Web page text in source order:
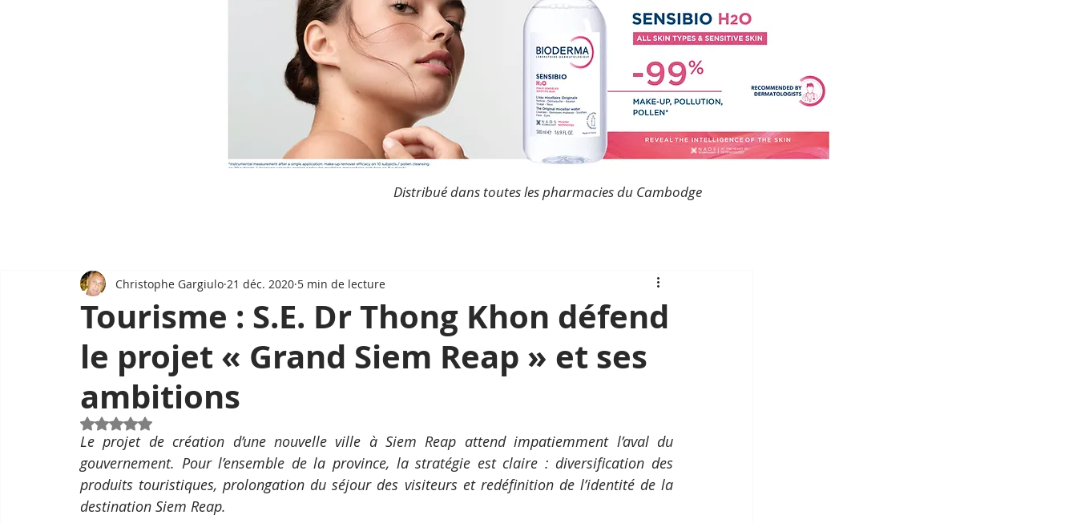
Distribué dans toutes les pharmacies du Cambodge
Tourisme : S.E. Dr Thong Khon défend
le projet « Grand Siem Reap » et ses
ambitions
Christophe Gargiulo 21 déc. 2020 5 min de lecture
Noté NaN étoiles sur 5.
Le projet de création d’une nouvelle ville à Siem Reap attend impatiemment l’aval du
gouvernement. Pour l’ensemble de la province, la stratégie est claire : diversification des
produits touristiques, prolongation du séjour des visiteurs et redéfinition de l’identité de la
destination Siem Reap.